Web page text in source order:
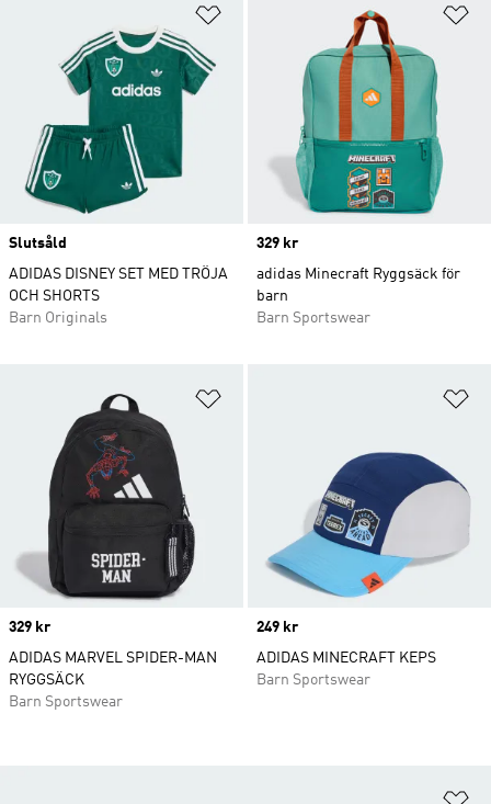
Lägg till på önskelistan
Slutsåld
ADIDAS DISNEY SET MED TRÖJA
OCH SHORTS
Barn Originals
Price
329 kr
adidas Minecraft Ryggsäck för
barn
Barn Sportswear
Price
329 kr
ADIDAS MARVEL SPIDER-MAN
RYGGSÄCK
Barn Sportswear
Price
249 kr
ADIDAS MINECRAFT KEPS
Barn Sportswear